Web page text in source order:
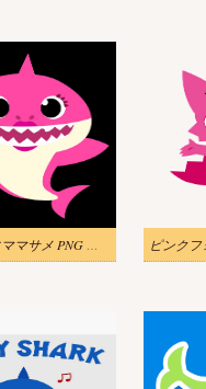
黒の背景にママサメ PNG イラスト